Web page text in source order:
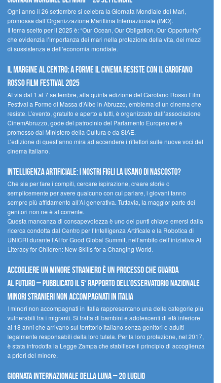
Ogni anno il 26 settembre si celebra la Giornata Mondiale dei Mari,
promossa dall’Organizzazione Marittima Internazionale (IMO).
Il tema scelto per il 2025 è: “Our Ocean, Our Obligation, Our Opportunity”
che evidenzia l’importanza dei mari nella protezione della vita, dei mezzi
di sussistenza e dell’economia mondiale.
Il margine al centro: a Forme il cinema resiste con il Garofano
Rosso Film Festival 2025
Al via dal 1 al 7 settembre, alla quinta edizione del Garofano Rosso Film
Festival a Forme di Massa d’Albe in Abruzzo, emblema di un cinema che
resiste. L’evento, gratuito e aperto a tutti, è organizzato dall’associazione
CinemAbruzzo, gode del patrocinio del Parlamento Europeo ed è
promosso dal Ministero della Cultura e da SIAE.
L’edizione di quest’anno mira ad accendere i riflettori sulle nuove voci del
cinema italiano.
Intelligenza artificiale: i nostri figli la usano di nascosto?
Che sia per fare i compiti, cercare ispirazione, creare storie o
semplicemente per avere qualcuno con cui parlare, i giovani fanno
sempre più affidamento all’AI generativa. Tuttavia, la maggior parte dei
genitori non ne è al corrente.
Questa mancanza di consapevolezza è uno dei punti chiave emersi dalla
ricerca condotta dal Centro per l’Intelligenza Artificale e la Robotica di
UNICRI durante l’AI for Good Global Summit, nell’ambito dell’iniziativa AI
Literacy for Children: New Skills for a Changing World.
Accogliere un minore straniero è un processo che guarda
al futuro – Pubblicato il 5° rapporto dell’Osservatorio Nazionale
Minori Stranieri Non Accompagnati in Italia
I minori non accompagnati in Italia rappresentano una delle categorie più
vulnerabili tra i migranti. Si tratta di bambini e adolescenti di età inferiore
ai 18 anni che arrivano sul territorio italiano senza genitori o adulti
legalmente responsabili della loro tutela. Per la loro protezione, nel 2017,
è stata introdotta la Legge Zampa che stabilisce il principio di accoglienza
a priori del minore.
Giornata Internazionale della Luna – 20 luglio